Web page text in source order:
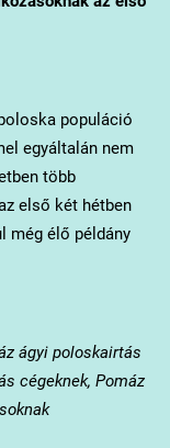
populáció
egyáltalán nem
több
első két hétben
még élő példány
ágyi poloskairtás
cégeknek, Pomáz